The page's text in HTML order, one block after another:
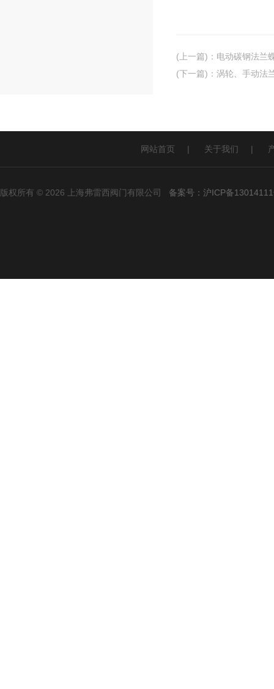
(上一篇) ： 电动碳钢法兰
(下一篇) ： 涡轮、手动法
网站首页 | 关于我们 |
版权所有 © 2026 上海弗雷西阀门有限公司 备案号：沪ICP备